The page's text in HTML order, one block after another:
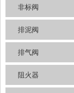
非标阀
排泥阀
排气阀
阻火器